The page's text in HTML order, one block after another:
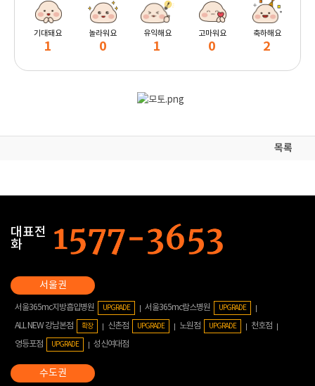
기대돼요
1
놀라워요
0
유익해요
1
고마워요
0
축하해요
2
목록
대표전
화
서울365mc지방흡입병원 UPGRADE 서울365mc람스병원 UPGRADE
ALL NEW 강남본점 확장 신촌점 UPGRADE 노원점 UPGRADE
천호점
영등포점
UPGRADE 성신여대점